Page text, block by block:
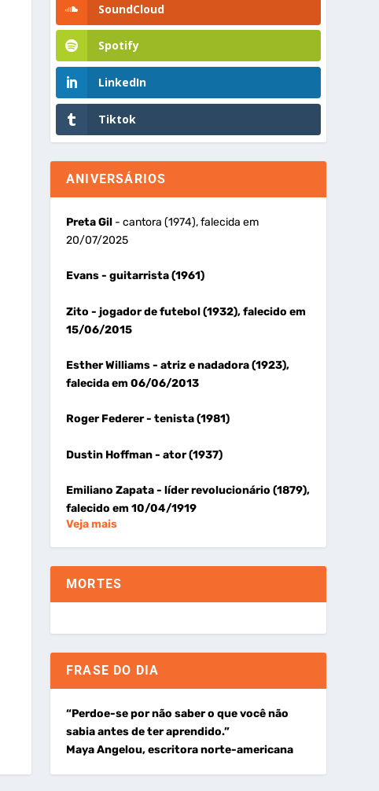
SoundCloud
Spotify
LinkedIn
Tiktok
ANIVERSÁRIOS
Preta Gil- cantora (1974), falecida em
20/07/2025
Evans- guitarrista (1961)
Zito - jogador de futebol (1932), falecido em
15/06/2015
Esther Williams- atriz e nadadora (1923),
falecida em 06/06/2013
Roger Federer- tenista (1981)
Dustin Hoffman- ator (1937)
Emiliano Zapata- líder revolucionário (1879),
falecido em 10/04/1919
Veja mais
MORTES
FRASE DO DIA
“Perdoe-se por não saber o que você não
sabia antes de ter aprendido.”
Maya Angelou, escritora norte-americana